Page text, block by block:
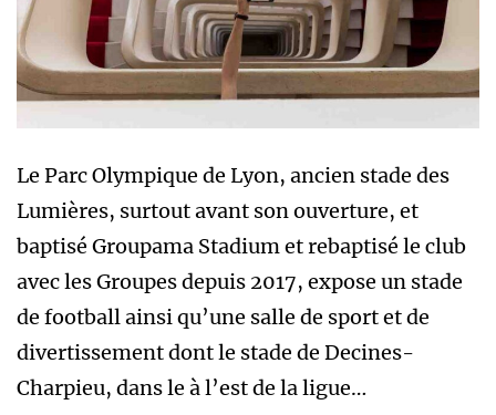
Le Parc Olympique de Lyon, ancien stade des
Lumières, surtout avant son ouverture, et
baptisé Groupama Stadium et rebaptisé le club
avec les Groupes depuis 2017, expose un stade
de football ainsi qu’une salle de sport et de
divertissement dont le stade de Decines-
Charpieu, dans le à l’est de la ligue…